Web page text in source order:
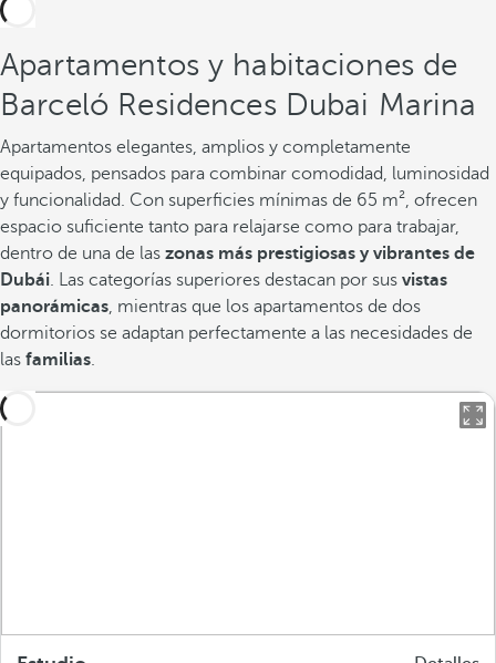
Apartamentos y habitaciones de
Barceló Residences Dubai Marina
Apartamentos elegantes, amplios y completamente
equipados, pensados para combinar comodidad, luminosidad
y funcionalidad. Con superficies mínimas de 65 m², ofrecen
espacio suficiente tanto para relajarse como para trabajar,
dentro de una de las zonas más prestigiosas y vibrantes de
Dubái. Las categorías superiores destacan por sus vistas
panorámicas, mientras que los apartamentos de dos
dormitorios se adaptan perfectamente a las necesidades de
las familias.